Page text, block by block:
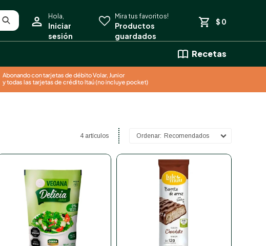
Recetas
$ 0
4 artículos Recomendados